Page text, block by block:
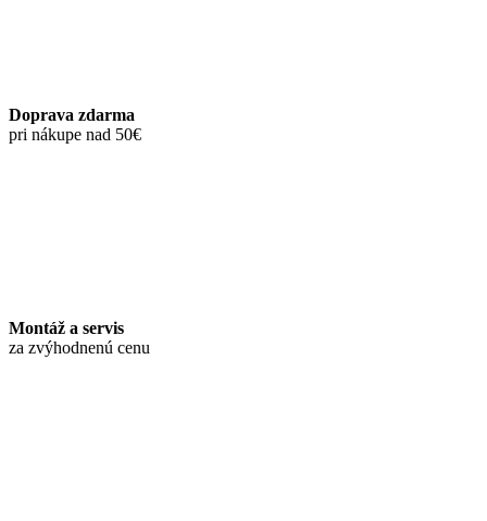
Doprava zdarma
pri nákupe nad 50€
Montáž a servis
za zvýhodnenú cenu